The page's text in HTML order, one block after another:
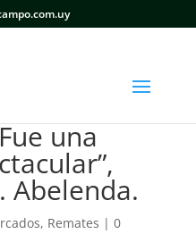
una
Abelenda.
, Remates | 0